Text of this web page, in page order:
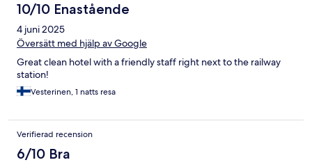
10/10 Enastående
4 juni 2025
Översätt med hjälp av Google
Great clean hotel with a friendly staff right next to the railway
station!
Vesterinen, 1 natts resa
Verifierad recension
6/10 Bra